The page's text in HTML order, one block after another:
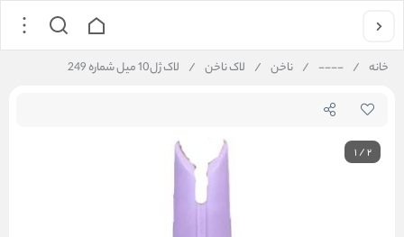
خانه /
----
/ ناخن / لاک ناخن / لاک ژل10 میل شماره 249
1/2